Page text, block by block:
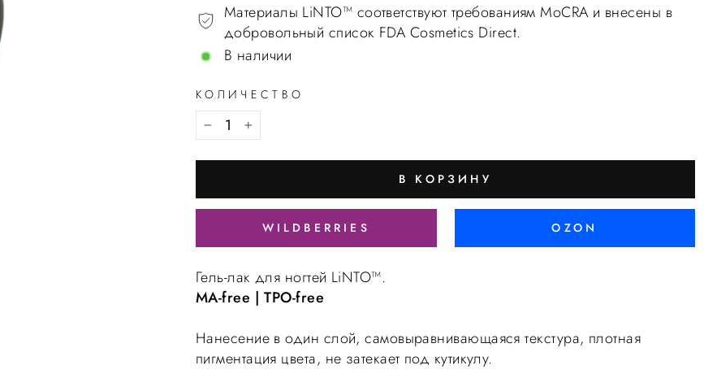
Материалы LiNTO™ соответствуют требованиям MoCRA и внесены в
добровольный список FDA Cosmetics Direct.
В наличии
КОЛИЧЕСТВО
В КОРЗИНУ
WILDBERRIES OZON
Гель-лак для ногтей LiNTO™.
MA-free | TPO-free
Нанесение в один слой, самовыравнивающаяся текстура, плотная
пигментация цвета, не затекает под кутикулу.